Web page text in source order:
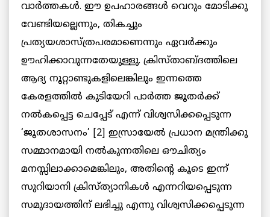
വാർത്തകൾ. ഈ ഉപഹാരങ്ങൾ വെറും മോടിക്കു
വേണ്ടിയല്ലെന്നും, തികച്ചും
പ്രത്യയശാസ്ത്രപരമാണെന്നും ഏവർക്കും
ഊഹിക്കാവുന്നതേയുള്ളു. ക്രിസ്താബ്ദത്തിലെ
ആദ്യ നൂറ്റാണ്ടുകളിലെങ്കിലും ഇന്നത്തെ
കേരളത്തിൽ കുടിയേറി പാർത്ത ജൂതർക്ക്
നൽകപ്പെട്ട ചെപ്പേട് എന്ന് വിശ്വസിക്കപ്പെടുന്ന
‘ജൂതശാസനം’ [2] ഇസ്രായേൽ പ്രധാന മന്ത്രിക്കു
സമ്മാനമായി നൽകുന്നതിലെ ഔചിത്യം
മനസ്സിലാക്കാമെങ്കിലും, അതിന്റെ കൂടെ ഇന്ന്
സുറിയാനി ക്രിസ്ത്യാനികൾ എന്നറിയപ്പെടുന്ന
സമുദായത്തിന് ലഭിച്ചു എന്നു വിശ്വസിക്കപ്പെടുന്ന